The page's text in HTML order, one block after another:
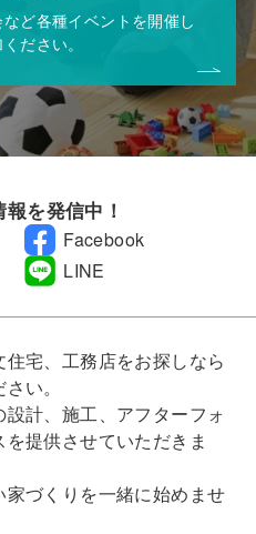
ど各種イベントを開催し
ださい。
を発信中！
Facebook
LINE
宅、工務店をお探しなら
い。
計、施工、アフターフォ
提供させていただきま
づくりを一緒に始めませ